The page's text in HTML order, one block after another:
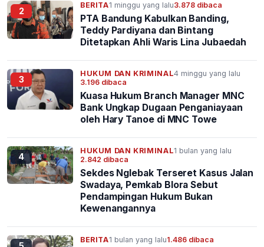
2
BERITA1 minggu yang lalu3.878 dibaca
PTA Bandung Kabulkan Banding,
Teddy Pardiyana dan Bintang
Ditetapkan Ahli Waris Lina Jubaedah
3
HUKUM DAN KRIMINAL4 minggu yang lalu
3.196 dibaca
Kuasa Hukum Branch Manager MNC
Bank Ungkap Dugaan Penganiayaan
oleh Hary Tanoe di MNC Towe
4
HUKUM DAN KRIMINAL1 bulan yang lalu
2.842 dibaca
Sekdes Nglebak Terseret Kasus Jalan
Swadaya, Pemkab Blora Sebut
Pendampingan Hukum Bukan
Kewenangannya
BERITA1 bulan yang lalu1.486 dibaca